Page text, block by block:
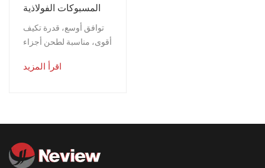
المسبوكات الفولاذية
الصغيرة والمتوسطة
الحجم
توافق أوسع، قدرة تكيف
أقوى، مناسبة لطحن أجزاء
والمتوسطة الحجم بكميات
اقرأ المزيد